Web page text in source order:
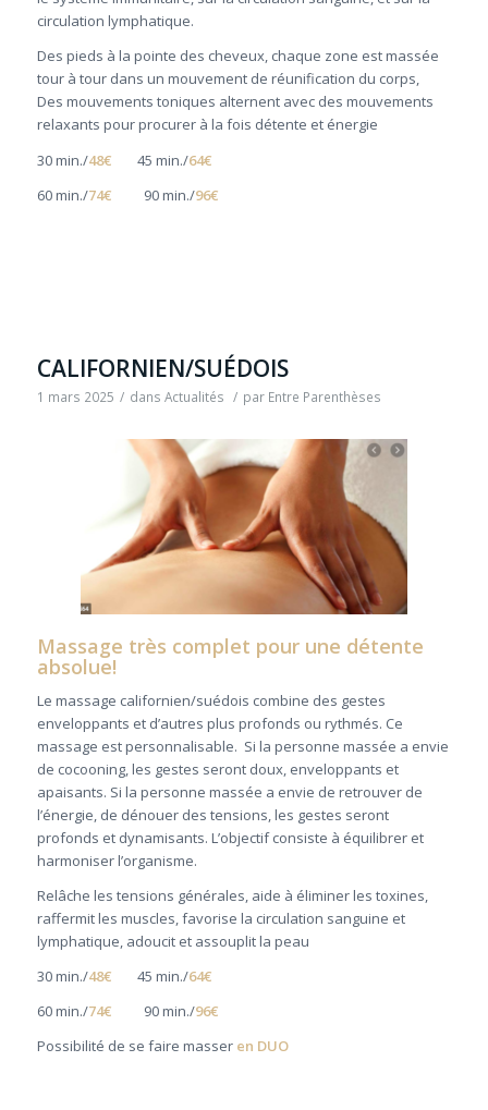
circulation lymphatique.
Des pieds à la pointe des cheveux, chaque zone est massée
tour à tour dans un mouvement de réunification du corps,
Des mouvements toniques alternent avec des mouvements
relaxants pour procurer à la fois détente et énergie
30 min./48€ 45 min./64€
60 min./74€ 90 min./96€
CALIFORNIEN/SUÉDOIS
1 mars 2025 / dans Actualités / par Entre Parenthèses
Massage très complet pour une détente
absolue!
Le massage californien/suédois combine des gestes
enveloppants et d’autres plus profonds ou rythmés. Ce
massage est personnalisable. Si la personne massée a envie
de cocooning, les gestes seront doux, enveloppants et
apaisants. Si la personne massée a envie de retrouver de
l’énergie, de dénouer des tensions, les gestes seront
profonds et dynamisants. L’objectif consiste à équilibrer et
harmoniser l’organisme.
Relâche les tensions générales, aide à éliminer les toxines,
raffermit les muscles, favorise la circulation sanguine et
lymphatique, adoucit et assouplit la peau
30 min./48€ 45 min./64€
60 min./74€ 90 min./96€
Possibilité de se faire masser en DUO